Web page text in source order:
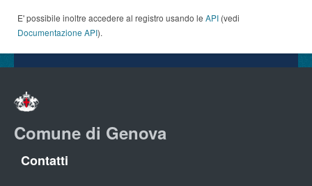
E' possibile inoltre accedere al registro usando le API (vedi
Documentazione API).
Comune di Genova
Contatti